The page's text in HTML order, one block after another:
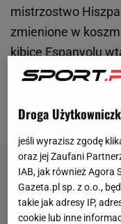
mistrzostwo
zmienione w
kibice Espanyolu
zawodników
różne przedmioty.
Droga
jeśli wyrazisz zgodę
oraz jej Zaufani
IAB, jak również Agora
Gazeta.pl sp. z o.o.,
takie jak adresy IP,
cookie lub inne